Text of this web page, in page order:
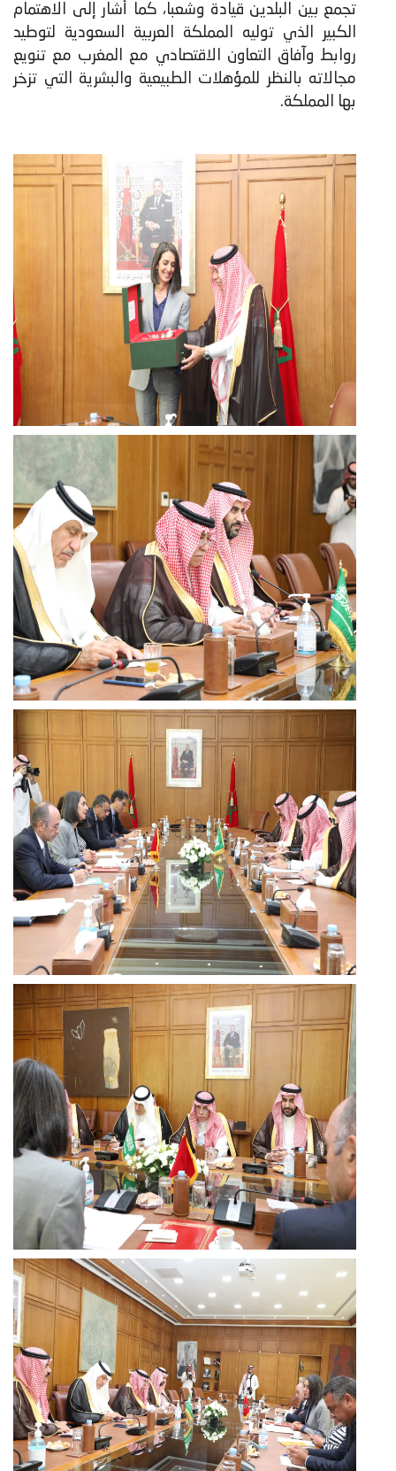
تجمع بين البلدين قيادة وشعبا، كما أشار إلى الاهتمام
الكبير الذي توليه المملكة العربية السعودية لتوطيد
روابط وآفاق التعاون الاقتصادي مع المغرب مع تنويع
مجالاته بالنظر للمؤهلات الطبيعية والبشرية التي تزخر
بها المملكة.